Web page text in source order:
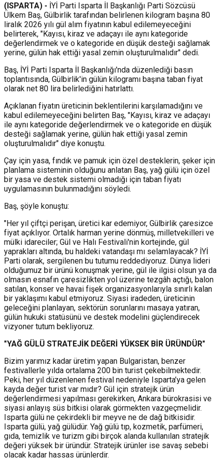
(ISPARTA) - İYİ Parti Isparta İl Başkanlığı Parti Sözcüsü
Ülkem Baş, Gülbirlik tarafından belirlenen kilogram başına 80
liralık 2026 yılı gül alım fiyatının kabul edilemeyeceğini
belirterek, "Kayısı, kiraz ve adaçayı ile aynı kategoride
değerlendirmek ve o kategoride en düşük desteği sağlamak
yerine, gülün hak ettiği yasal zemin oluşturulmalıdır" dedi.
Baş, İYİ Parti Isparta İl Başkanlığı'nda düzenlediği basın
toplantısında, Gülbirlik'in gülün kilogramı başına taban fiyat
olarak net 80 lira belirlediğini hatırlattı.
Açıklanan fiyatın üreticinin beklentilerini karşılamadığını ve
kabul edilemeyeceğini belirten Baş, "Kayısı, kiraz ve adaçayı
ile aynı kategoride değerlendirmek ve o kategoride en düşük
desteği sağlamak yerine, gülün hak ettiği yasal zemin
oluşturulmalıdır" diye konuştu.
Çay için yasa, fındık ve pamuk için özel desteklerin, şeker için
planlama sisteminin olduğunu anlatan Baş, yağ gülü için özel
bir yasa ve destek sistemi olmadığı için taban fiyatı
uygulamasının bulunmadığını söyledi.
Baş, şöyle konuştu:
"Her yıl çiftçi perişan, üretici kar edemiyor, Gülbirlik çaresizce
fiyat açıklıyor. Ortalık harman yerine dönmüş, milletvekilleri ve
mülki idareciler; Gül ve Halı Festivali'nin kortejinde, gül
yaprakları altında, bu haldeki vatandaşı mı selamlayacak? İYİ
Parti olarak, sergilenen bu tutumu reddediyoruz. Dünya lideri
olduğumuz bir ürünü konuşmak yerine, gül ile ilgisi olsun ya da
olmasın esnafın çaresizlikten yol üzerine tezgâh açtığı, balon
satılan, konser ve havai fişek organizasyonlarıyla sınırlı kalan
bir yaklaşımı kabul etmiyoruz. Siyasi iradeden, üreticinin
geleceğini planlayan, sektörün sorunlarını masaya yatıran,
gülün hukuki statüsünü ve destek modelini güçlendirecek
vizyoner tutum bekliyoruz.
"YAĞ GÜLÜ STRATEJİK DEĞERİ YÜKSEK BİR ÜRÜNDÜR"
Bizim yarımız kadar üretim yapan Bulgaristan, benzer
festivallerle yılda ortalama 200 bin turist çekebilmektedir.
Peki, her yıl düzenlenen festival nedeniyle Isparta’ya gelen
kayda değer turist var mıdır? Gül için stratejik ürün
değerlendirmesi yapılması gerekirken, Ankara bürokrasisi ve
siyasi anlayış süs bitkisi olarak görmekten vazgeçmelidir.
Isparta gülü ne çekirdekli bir meyve ne de dağ bitkisidir.
Isparta gülü, yağ gülüdür. Yağ gülü tıp, kozmetik, parfümeri,
gıda, temizlik ve turizm gibi birçok alanda kullanılan stratejik
değeri yüksek bir üründür. Stratejik ürünler ise savaş sebebi
olacak kadar hassas ürünlerdir.